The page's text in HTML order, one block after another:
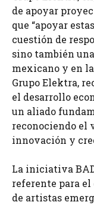
de apoyar
que “apoyar
cuestión de
sino también
mexicano y en
Grupo Elektra,
el desarrollo
un aliado
reconociendo el
innovación y
La iniciativa
referente para
de artistas